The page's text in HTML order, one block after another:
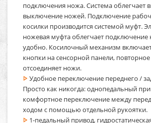
подключения ножа. Система облегчает
выключение ножей. Подключение
косилки производится системой муфт.
ножевая муфта облегчает подключение
удобно. Косилочный механизм
кнопки на сенсорной панели,
отсоединяет ножи.
Удобное переключение переднего /
Просто как никогда: однопедальный
комфортное переключение между
ходом с помощью отдельной рукоятки.
1-педальный привод,